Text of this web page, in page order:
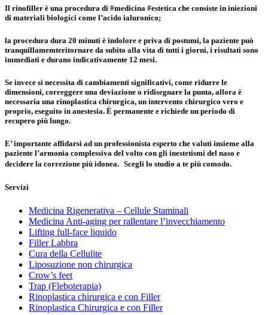
Il rinofiller è una procedura di #medicina #estetica che consiste in iniezioni
di materiali biologici come l’acido ialuronico;
la procedura dura 20 minuti è indolore e priva di postumi, la paziente può
tranquillamemteritornare da subito alla vita di tutti i giorni, i risultati sono
immediati e durano indicativamente 12 mesi.
Se invece si necessita di cambiamenti significativi, come ridurre le
dimensioni, correggere una deviazione o ridisegnare la punta, allora è
necessaria una rinoplastica chirurgica, un intervento chirurgico vero e
proprio, eseguito in anestesia. È permanente e richiede un periodo di
recupero più lungo.
E’importante affidarsi ad un professionista esperto che valuti insieme alla
paziente l’armonia complessiva del volto con gli inestetismi del naso e
decidere la correzione più idonea. Scegli lo studio a te più comodo.
Servizi
Medicina Rigenerativa – Cellule Staminali
Medicina Anti-aging per rallentare l’invecchiamento
Lifting full-face liquido
Filler Labbra
Cura della Cellulite
Liposuzione non chirurgica
Crow’s feet
Trap (Fleboterapia)
Rinoplastica chirurgica e con Filler
Rinoplastica Chirurgica e con Filler